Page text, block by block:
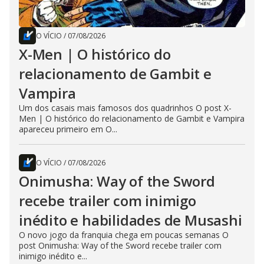
O VÍCIO / 07/08/2026
X-Men | O histórico do
relacionamento de Gambit e
Vampira
Um dos casais mais famosos dos quadrinhos O post X-
Men | O histórico do relacionamento de Gambit e Vampira
apareceu primeiro em O...
O VÍCIO / 07/08/2026
Onimusha: Way of the Sword
recebe trailer com inimigo
inédito e habilidades de Musashi
O novo jogo da franquia chega em poucas semanas O
post Onimusha: Way of the Sword recebe trailer com
inimigo inédito e...